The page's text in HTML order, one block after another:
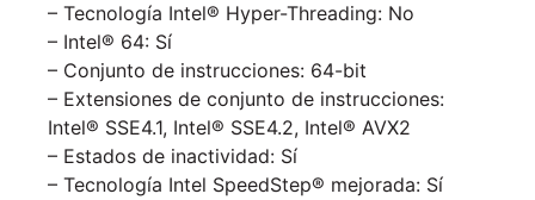
– Tecnología Intel® Hyper-Threading: No
– Intel® 64: Sí
– Conjunto de instrucciones: 64-bit
– Extensiones de conjunto de instrucciones:
Intel® SSE4.1, Intel® SSE4.2, Intel® AVX2
– Estados de inactividad: Sí
– Tecnología Intel SpeedStep® mejorada: Sí